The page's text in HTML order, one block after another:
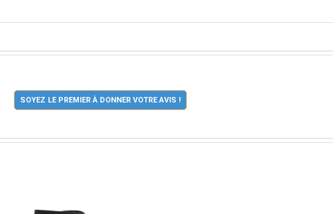
SOYEZ LE PREMIER À DONNER VOTRE AVIS !